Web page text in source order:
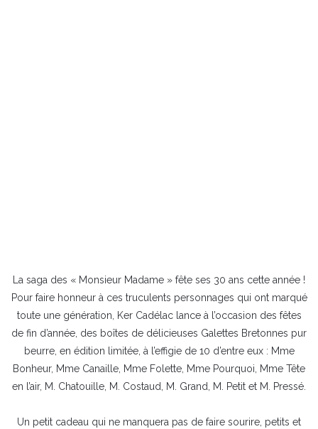
La saga des « Monsieur Madame » fête ses 30 ans cette année !
Pour faire honneur à ces truculents personnages qui ont marqué
toute une génération, Ker Cadélac lance à l’occasion des fêtes
de fin d’année, des boîtes de délicieuses Galettes Bretonnes pur
beurre, en édition limitée, à l’effigie de 10 d’entre eux : Mme
Bonheur, Mme Canaille, Mme Folette, Mme Pourquoi, Mme Tête
en l’air, M. Chatouille, M. Costaud, M. Grand, M. Petit et M. Pressé.
Un petit cadeau qui ne manquera pas de faire sourire, petits et